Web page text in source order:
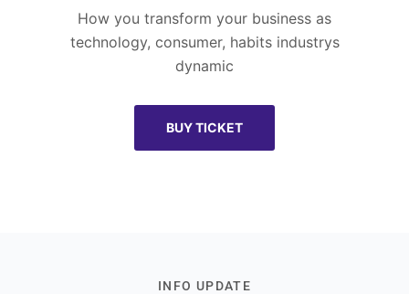
How you transform your business as
technology, consumer, habits industrys
dynamic
BUY TICKET
INFO UPDATE